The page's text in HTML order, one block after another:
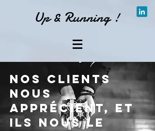
Up & Running !
Nos clients
nous
apprécient, et
ils nous le